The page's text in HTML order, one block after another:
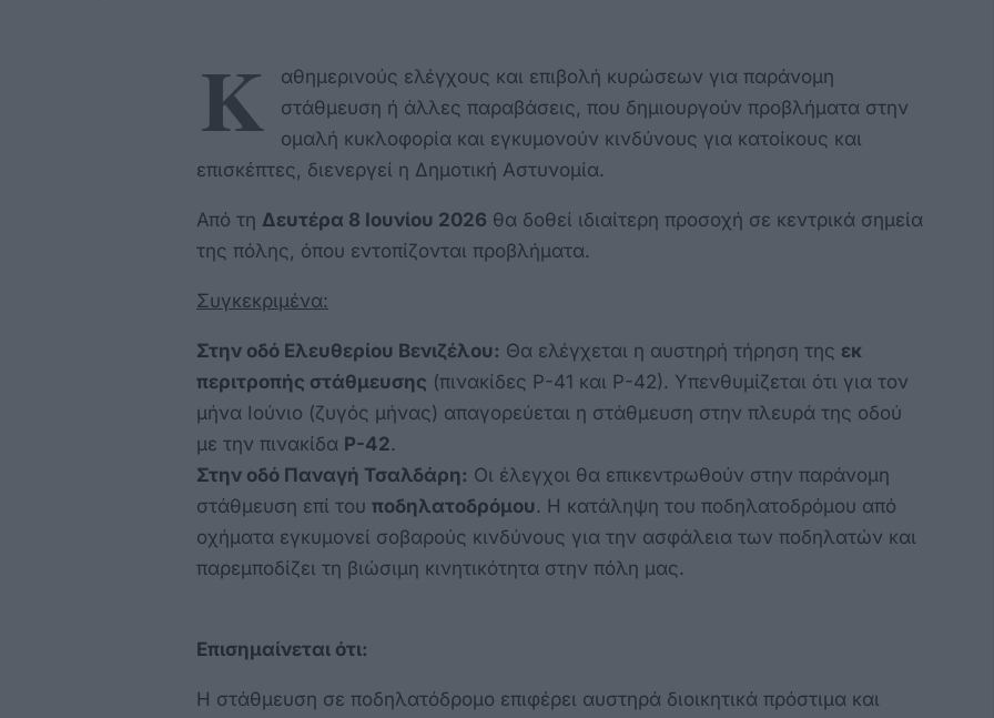
Κ
αθημερινούς ελέγχους και επιβολή κυρώσεων για παράνομη
στάθμευση ή άλλες παραβάσεις, που δημιουργούν προβλήματα στην
ομαλή κυκλοφορία και εγκυμονούν κινδύνους για κατοίκους και
επισκέπτες, διενεργεί η Δημοτική Αστυνομία.
Από τη Δευτέρα 8 Ιουνίου 2026 θα δοθεί ιδιαίτερη προσοχή σε κεντρικά σημεία
της πόλης, όπου εντοπίζονται προβλήματα.
Συγκεκριμένα:
Στην οδό Ελευθερίου Βενιζέλου: Θα ελέγχεται η αυστηρή τήρηση της εκ
περιτροπής στάθμευσης (πινακίδες Ρ-41 και Ρ-42). Υπενθυμίζεται ότι για τον
μήνα Ιούνιο (ζυγός μήνας) απαγορεύεται η στάθμευση στην πλευρά της οδού
με την πινακίδα Ρ-42.
Στην οδό Παναγή Τσαλδάρη: Οι έλεγχοι θα επικεντρωθούν στην παράνομη
στάθμευση επί του ποδηλατοδρόμου. Η κατάληψη του ποδηλατοδρόμου από
οχήματα εγκυμονεί σοβαρούς κινδύνους για την ασφάλεια των ποδηλατών και
παρεμποδίζει τη βιώσιμη κινητικότητα στην πόλη μας.
Επισημαίνεται ότι:
Η στάθμευση σε ποδηλατόδρομο επιφέρει αυστηρά διοικητικά πρόστιμα και